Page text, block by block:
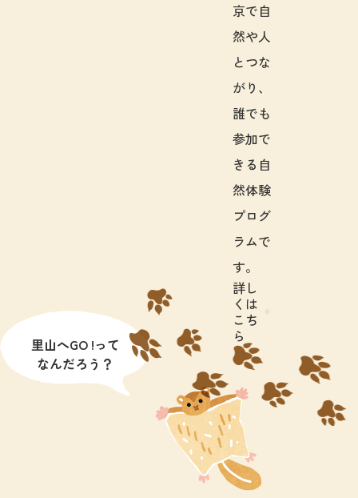
京で自
然や人
とつな
がり、
誰でも
参加で
きる自
然体験
プログ
ラムで
す。
詳し
くは
こち
ら
里山へGO !って
なんだろう？